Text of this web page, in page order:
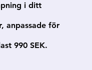
i ditt
anpassade för
990 SEK.